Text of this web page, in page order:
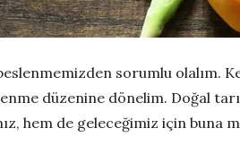
sorumlu olalım.
düzenine dönelim. Doğal
hem de geleceğimiz için buna